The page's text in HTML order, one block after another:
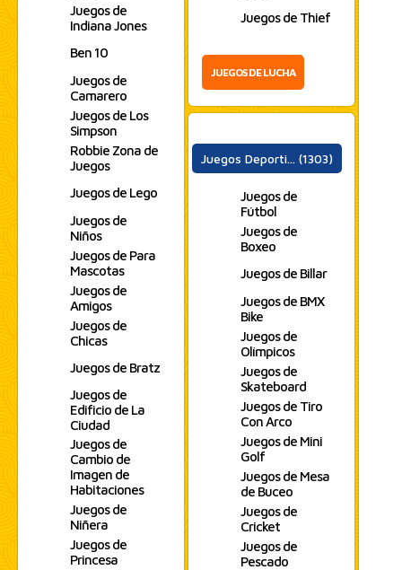
Juegos de
Indiana Jones
Ben 10
Juegos de
Camarero
Juegos de Los
Simpson
Robbie Zona de
Juegos
Juegos de Lego
Juegos de
Niños
Juegos de Para
Mascotas
Juegos de
Amigos
Juegos de
Chicas
Juegos de Bratz
Juegos de
Edificio de La
Ciudad
Juegos de
Cambio de
Imagen de
Habitaciones
Juegos de
Niñera
Juegos de
Princesa
Juegos de Thief
JUEGOS DE LUCHA
Juegos Deporti... (1303)
Juegos de
Fútbol
Juegos de
Boxeo
Juegos de Billar
Juegos de BMX
Bike
Juegos de
Olímpicos
Juegos de
Skateboard
Juegos de Tiro
Con Arco
Juegos de Mini
Golf
Juegos de Mesa
de Buceo
Juegos de
Cricket
Juegos de
Pescado